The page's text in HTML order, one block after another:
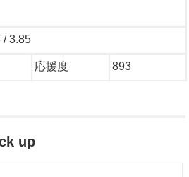
/ 3.85
応援度 893
up